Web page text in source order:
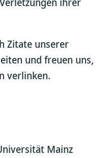
Zitate unserer
und freuen uns,
verlinken.
Mainz